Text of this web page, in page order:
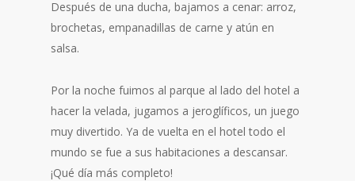
Después de una ducha, bajamos a cenar: arroz,
brochetas, empanadillas de carne y atún en
salsa.
Por la noche fuimos al parque al lado del hotel a
hacer la velada, jugamos a jeroglíficos, un juego
muy divertido. Ya de vuelta en el hotel todo el
mundo se fue a sus habitaciones a descansar.
¡Qué día más completo!